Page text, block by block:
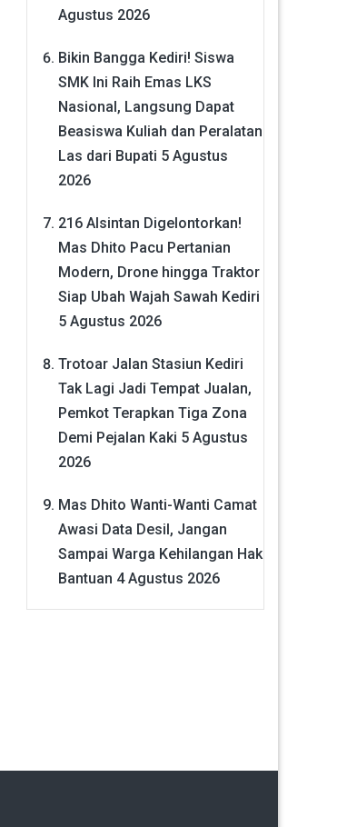
Agustus 2026
Bikin Bangga Kediri! Siswa
SMK Ini Raih Emas LKS
Nasional, Langsung Dapat
Beasiswa Kuliah dan Peralatan
Las dari Bupati 5 Agustus
2026
216 Alsintan Digelontorkan!
Mas Dhito Pacu Pertanian
Modern, Drone hingga Traktor
Siap Ubah Wajah Sawah Kediri
5 Agustus 2026
Trotoar Jalan Stasiun Kediri
Tak Lagi Jadi Tempat Jualan,
Pemkot Terapkan Tiga Zona
Demi Pejalan Kaki 5 Agustus
2026
Mas Dhito Wanti-Wanti Camat
Awasi Data Desil, Jangan
Sampai Warga Kehilangan Hak
Bantuan 4 Agustus 2026